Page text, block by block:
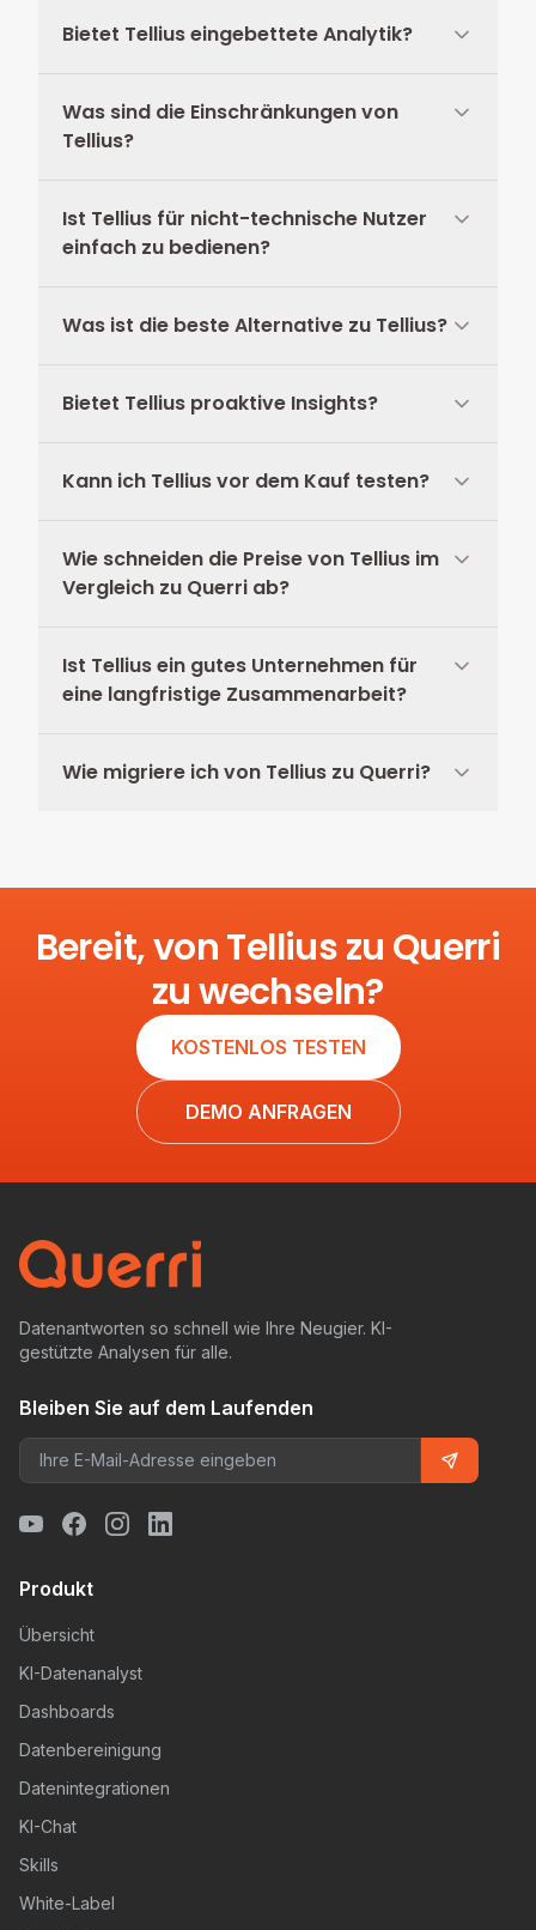
Bietet Tellius eingebettete Analytik?
Was sind die Einschränkungen von
Tellius?
Ist Tellius für nicht-technische Nutzer
einfach zu bedienen?
Was ist die beste Alternative zu Tellius?
Bietet Tellius proaktive Insights?
Kann ich Tellius vor dem Kauf testen?
Wie schneiden die Preise von Tellius im
Vergleich zu Querri ab?
Ist Tellius ein gutes Unternehmen für
eine langfristige Zusammenarbeit?
Wie migriere ich von Tellius zu Querri?
Bereit, von Tellius zu Querri
zu wechseln?
KOSTENLOS TESTEN
DEMO ANFRAGEN
Datenantworten so schnell wie Ihre Neugier. KI-
gestützte Analysen für alle.
Bleiben Sie auf dem Laufenden
Produkt
Übersicht
KI-Datenanalyst
Dashboards
Datenbereinigung
Datenintegrationen
KI-Chat
Skills
White-Label